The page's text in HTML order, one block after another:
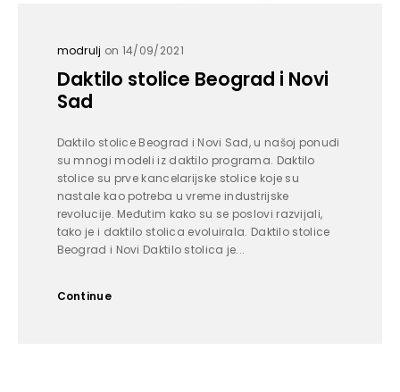
modrulj on 14/09/2021
Daktilo stolice Beograd i Novi
Sad
Daktilo stolice Beograd i Novi Sad, u našoj ponudi
su mnogi modeli iz daktilo programa. Daktilo
stolice su prve kancelarijske stolice koje su
nastale kao potreba u vreme industrijske
revolucije. Međutim kako su se poslovi razvijali,
tako je i daktilo stolica evoluirala. Daktilo stolice
Beograd i Novi Daktilo stolica je...
Continue